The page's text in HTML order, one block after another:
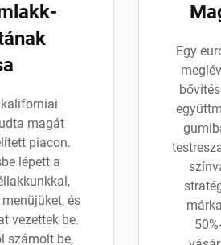
kaliforniai
magát
piacon.
lépett a
és
vezettek be.
számolt be,
Egy